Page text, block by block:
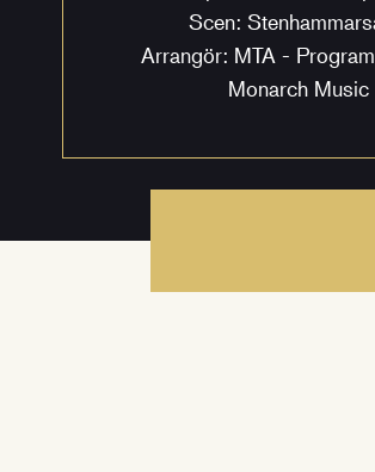
Scen:
Arrangör: MTA -
Monarch Music